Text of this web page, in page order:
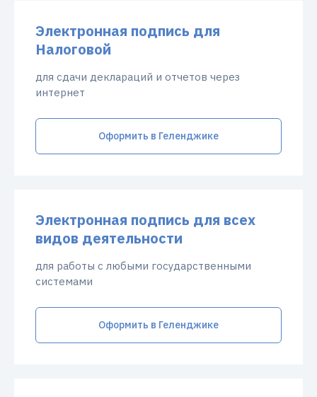
Электронная подпись для
Налоговой
для сдачи деклараций и отчетов через
интернет
Оформить в Геленджике
Электронная подпись для всех
видов деятельности
для работы с любыми государственными
системами
Оформить в Геленджике